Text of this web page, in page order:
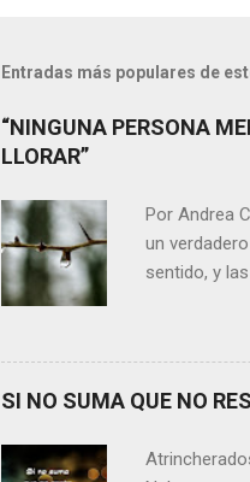
Entradas más populares de
“NINGUNA PERSONA
LLORAR”
Por Andrea
un
sentido, y
conteste
momento
Si
somos, y
SI NO SUMA QUE NO